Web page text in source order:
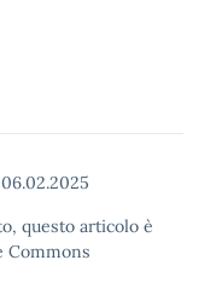
06.02.2025
questo articolo è
Commons